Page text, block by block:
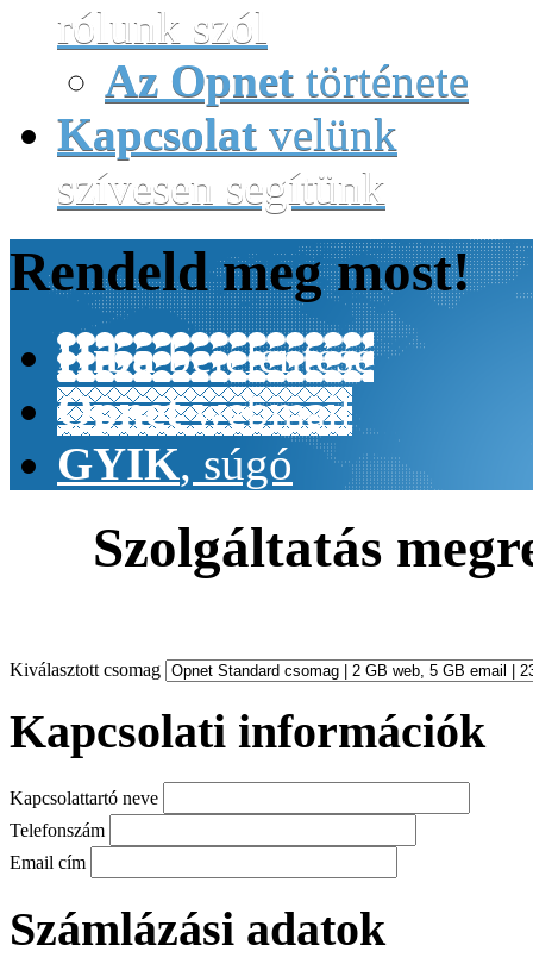
rólunk szól
Az Opnet története
Kapcsolat velünk
szívesen segítünk
Rendeldmeg most!
Hibabejelentése
Opnetwebmail
GYIK, súgó
Szolgáltatás
Kiválasztott csomag
Kapcsolati információk
Kapcsolattartó neve
Telefonszám
Email cím
Számlázási adatok